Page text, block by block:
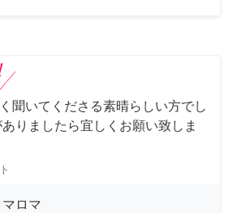
聞いてくださる素晴らしい方でし
りましたら宜しくお願い致しま
マロマ